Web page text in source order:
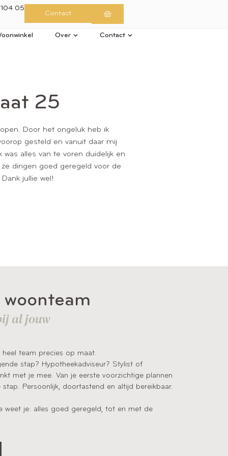
05
Contact
Over Contact
25
Door het ongeluk heb ik
gesteld en vanuit daar mij
alles van te voren duidelijk en
dingen goed geregeld voor de
jullie wel!
al jouw
team precies op maat.
stap? Hypotheekadviseur? Stylist of
met je mee. Van je eerste voorzichtige plannen
stap. Persoonlijk, doortastend en altijd bereikbaar.
weet je: alles goed geregeld, tot en met de